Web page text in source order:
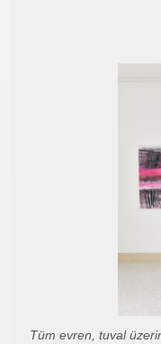
Tüm evren, tuval